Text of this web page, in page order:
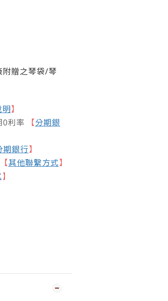
附贈之琴袋/琴
明】
利率
【分期銀
期銀行】
【其他聯繫方式】
】